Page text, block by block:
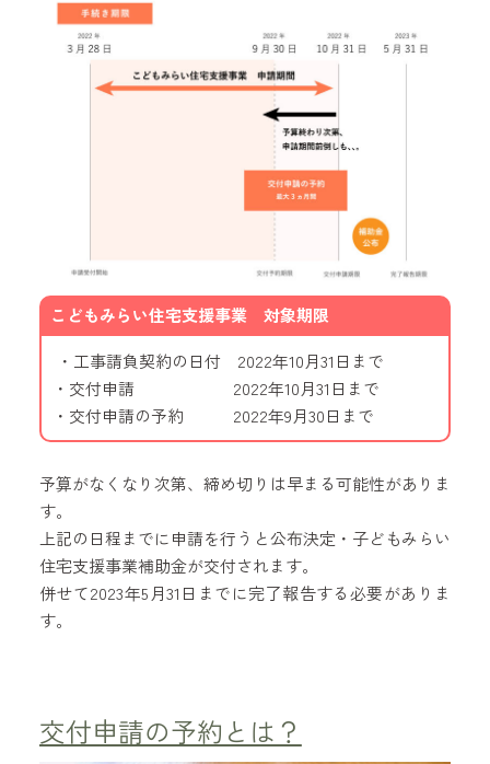
こどもみらい住宅支援事業 対象期限
・工事請負契約の日付 2022年10月31日まで
・交付申請 2022年10月31日まで
・交付申請の予約 2022年9月30日まで
予算がなくなり次第、締め切りは早まる可能性がありま
す。
上記の日程までに申請を行うと公布決定・子どもみらい
住宅支援事業補助金が交付されます。
併せて2023年5月31日までに完了報告する必要がありま
す。
交付申請の予約とは？